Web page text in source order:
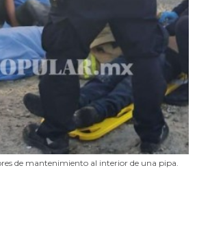
de mantenimiento al interior de una pipa.